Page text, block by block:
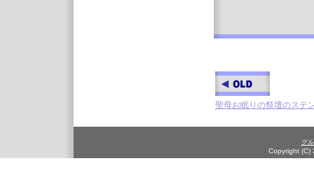
聖母お眠りの祭壇のステ
グ
Copyright (C)